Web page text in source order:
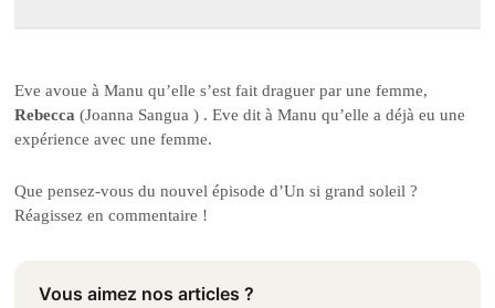
Eve avoue à Manu qu’elle s’est fait draguer par une femme,
Rebecca (Joanna Sangua ) . Eve dit à Manu qu’elle a déjà eu une
expérience avec une femme.
Que pensez-vous du nouvel épisode d’Un si grand soleil ?
Réagissez en commentaire !
Vous aimez nos articles ?